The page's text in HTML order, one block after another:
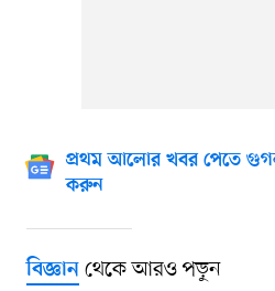
প্রথম আলোর খবর পেতে
করুন
বিজ্ঞানথেকে আরও পড়ুন